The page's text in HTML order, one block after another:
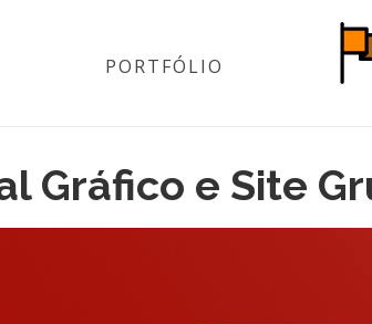
PORTFÓLIO
Gráfico e Site